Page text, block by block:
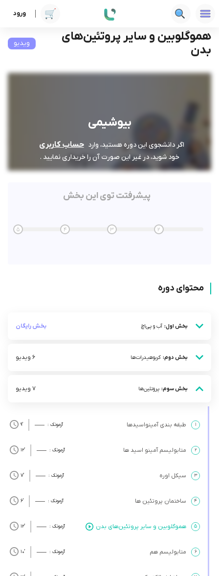
ورود دوره ها علوم پزشکی هموگلوبین و سایر پروتئین‌های بدن
هموگلوبین و سایر پروتئین‌های
بدن
ویدیو
بیوشیمی
اگر دانشجوی این دوره هستید، وارد حساب کاربری
خود شوید، در غیر این صورت آن را خریداری نمایید .
پیشرفتت توی این بخش
2
3
4
5
محتوای دوره
بخش اول: آب و پی‌اچ بخش رایگان
بخش دوم: کربوهیدرات‌ها 6 ویدیو
بخش سوم: پروتئین‌ها 7 ویدیو
۱ طبقه بندی آمینواسیدها آزمونک : ’9
۲ متابولیسم آمینو اسید ها آزمونک : ’12
۳ سیکل اوره آزمونک : ’7
۴ ساختمان پروتئین ها آزمونک : ’6
۵ هموگلوبین و سایر پروتئین‌های بدن آزمونک : ’12
۶ متابولیسم هم آزمونک : ’10